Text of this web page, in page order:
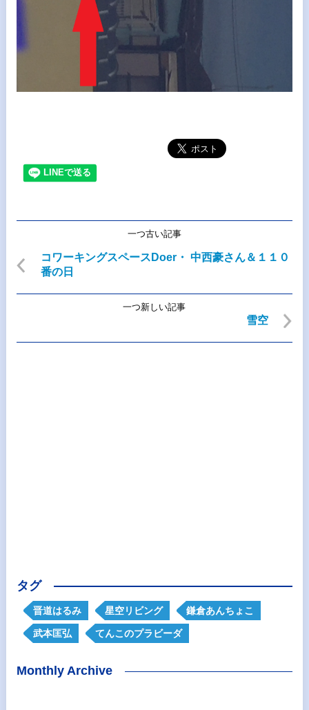
一つ古い記事
コワーキングスペースDoer・ 中西豪さん＆１１０
番の日
一つ新しい記事
雪空
タグ
晋道はるみ 星空リビング 鎌倉あんちょこ
武本匡弘 てんこのプラビーダ
Monthly Archive